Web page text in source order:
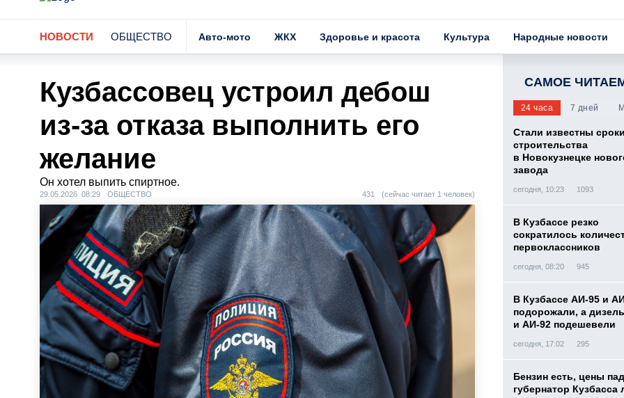
НОВОСТИ ОБЩЕСТВО Авто-мото ЖКХ Здоровье и красота Культура Народные новости
Кузбассовец устроил дебош
из-за отказа выполнить его
желание
Он хотел выпить спиртное.
29.05.2026 08:29 ОБЩЕСТВО 431 (сейчас читает 1 человек)
САМОЕ
24 часа 7 дней
Стали известны сроки
строительства
в Новокузнецке
завода
сегодня, 10:23 1093
В Кузбассе резко
сократилось
первоклассников
сегодня, 08:20 945
В Кузбассе АИ-95 и
подорожали, а дизель
и АИ-92 подешевели
сегодня, 17:02 295
Бензин есть, цены
губернатор Кузбасса